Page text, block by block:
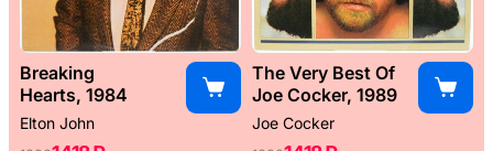
Breaking
Hearts, 1984
Elton John
The Very Best Of
Joe Cocker, 1989
Joe Cocker